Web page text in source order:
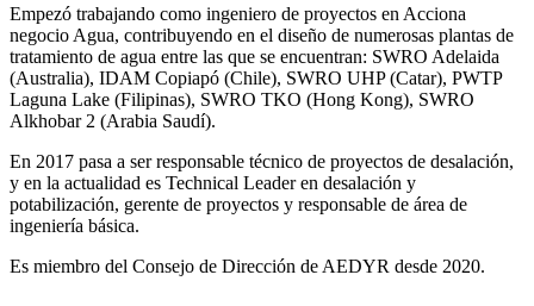
Empezó trabajando como ingeniero de proyectos en Acciona
negocio Agua, contribuyendo en el diseño de numerosas plantas de
tratamiento de agua entre las que se encuentran: SWRO Adelaida
(Australia), IDAM Copiapó (Chile), SWRO UHP (Catar), PWTP
Laguna Lake (Filipinas), SWRO TKO (Hong Kong), SWRO
Alkhobar 2 (Arabia Saudí).
En 2017 pasa a ser responsable técnico de proyectos de desalación,
y en la actualidad es Technical Leader en desalación y
potabilización, gerente de proyectos y responsable de área de
ingeniería básica.
Es miembro del Consejo de Dirección de AEDYR desde 2020.